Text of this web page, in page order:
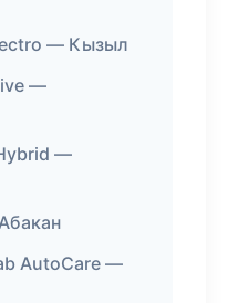
— Кызыл
—
—
AutoCare —